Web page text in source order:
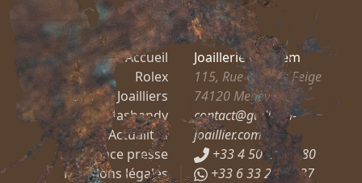
Accueil
Rolex
Guilhem Joailliers
Mashandy
Actualités
Espace presse
Mentions légales
Joaillerie Guilhem
115, Rue Charles Feige
74120 Megève
contact@guilhem-
joaillier.com
+33 4 50 21 66 80
+33 6 33 27 37 37